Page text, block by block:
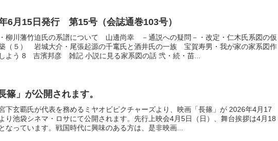
6月15日発行 第15号（会誌通巻103号）
柳川藩竹迫氏の系譜について 山邊尚幸 －通説への疑問－・改定・仁木氏系図の仮
（５） 岩城大介・尾張起源の千竃氏と酒井氏の一族 宝賀寿男・我が家の家系図作
よう 8 吉濱邦彦 雑記 小説に見る家系図の話 弐・続・苗...
篠」が公開されます。
下玄覇氏が代表を務めるミヤオビピクチャーズより、映画「長篠」が 2026年4月17
り池袋シネマ・ロサにて公開されます。先行上映会4月5日（日）、舞台挨拶は4月18
なっています。戦国時代に興味のある方は、是非映画...